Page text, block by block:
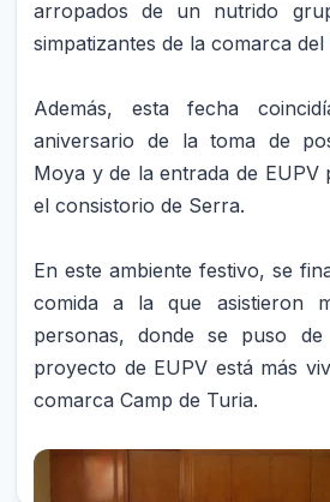
arropados de un nutrido
simpatizantes de la comarca del
Además, esta fecha
aniversario de la toma de
Moya y de la entrada de
el consistorio de Serra.
En este ambiente festivo, se
comida a la que asistieron
personas, donde se puso
proyecto de EUPV está más
comarca Camp de Turia.